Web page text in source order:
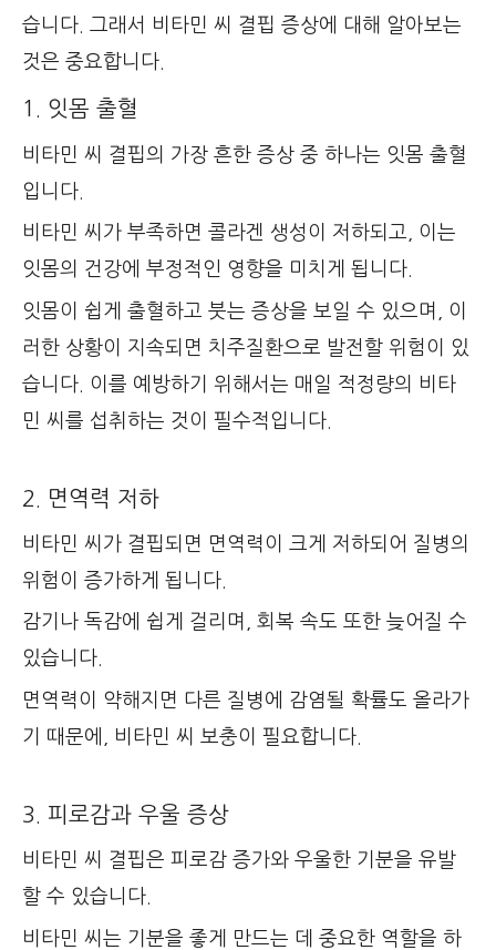
습니다. 그래서 비타민 씨 결핍 증상에 대해 알아보는
것은 중요합니다.
1. 잇몸 출혈
비타민 씨 결핍의 가장 흔한 증상 중 하나는 잇몸 출혈
입니다.
비타민 씨가 부족하면 콜라겐 생성이 저하되고, 이는
잇몸의 건강에 부정적인 영향을 미치게 됩니다.
잇몸이 쉽게 출혈하고 붓는 증상을 보일 수 있으며, 이
러한 상황이 지속되면 치주질환으로 발전할 위험이 있
습니다. 이를 예방하기 위해서는 매일 적정량의 비타
민 씨를 섭취하는 것이 필수적입니다.
2. 면역력 저하
비타민 씨가 결핍되면 면역력이 크게 저하되어 질병의
위험이 증가하게 됩니다.
감기나 독감에 쉽게 걸리며, 회복 속도 또한 늦어질 수
있습니다.
면역력이 약해지면 다른 질병에 감염될 확률도 올라가
기 때문에, 비타민 씨 보충이 필요합니다.
3. 피로감과 우울 증상
비타민 씨 결핍은 피로감 증가와 우울한 기분을 유발
할 수 있습니다.
비타민 씨는 기분을 좋게 만드는 데 중요한 역할을 하